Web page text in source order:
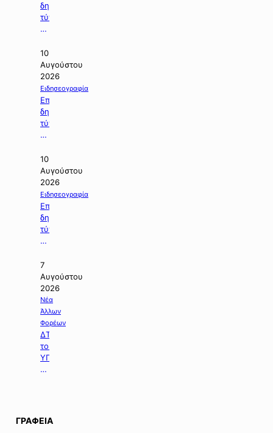
δημοσιευμάτων
τύπου
της
10
Αυγούστου
2026
Ειδησεογραφία
Επιλογή
δημοσιευμάτων
τύπου
της
10
Αυγούστου
2026
Ειδησεογραφία
Επιλογή
δημοσιευμάτων
τύπου
της
7
Αυγούστου
2026
Νέα
Άλλων
Φορέων
ΔΤ
του
ΥΠΠΕΝ
με
Πλαίσιο
για
ΓΡΑΦΕΙΑ